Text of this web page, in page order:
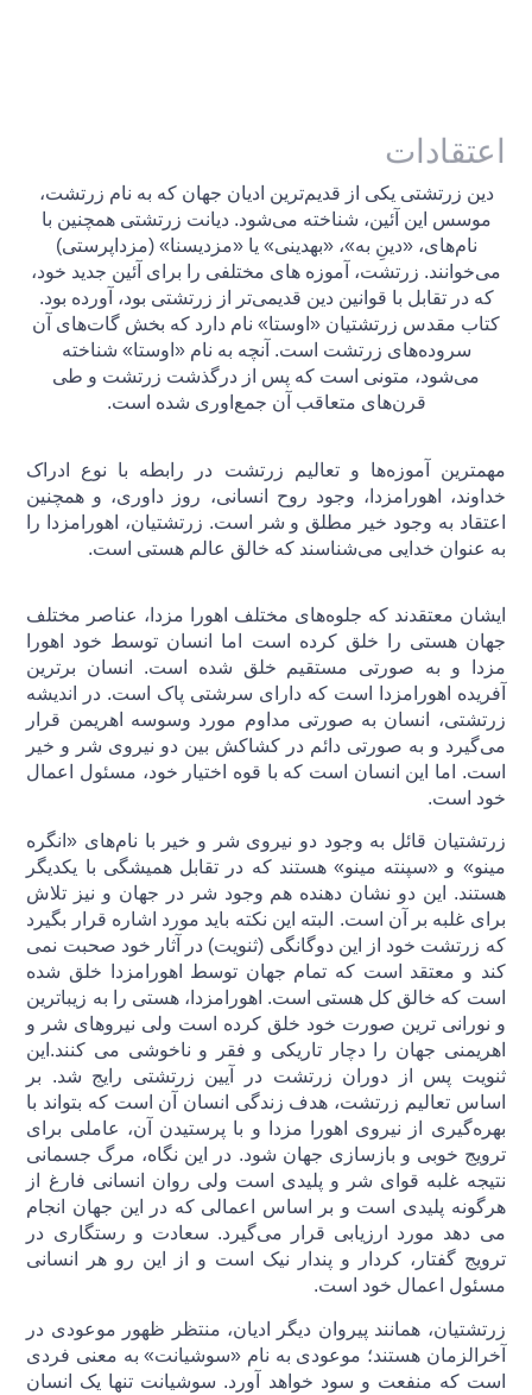
اعتقادات
دین زرتشتی یکی از قدیم‌ترین ادیان جهان که به نام زرتشت،
موسس این آئین، شناخته می‌شود. دیانت زرتشتی همچنین با
نام‌های، «دینِ به»، «بهدینی» یا «مزدیسنا» (مزداپرستی)
می‌خوانند. زرتشت، آموزه های مختلفی را برای آئین جدید خود،
که در تقابل با قوانین دین قدیمی‌تر از زرتشتی بود، آورده بود.
کتاب مقدس زرتشتیان «اوستا» نام دارد که بخش گات‌های آن
سروده‌های زرتشت است. آنچه به نام «اوستا» شناخته
می‌شود، متونی است که پس از درگذشت زرتشت و طی
قرن‌های متعاقب آن جمع‌اوری شده است.
مهمترین آموزه‌ها و تعالیم زرتشت در رابطه با نوع ادراک
خداوند، اهورامزدا، وجود روح انسانی، روز داوری، و همچنین
اعتقاد به وجود خیر مطلق و شر است. زرتشتیان، اهورامزدا را
به عنوان خدایی می‌شناسند که خالق عالم هستی است.
ایشان معتقدند که جلوه‌های مختلف اهورا مزدا، عناصر مختلف
جهان هستی را خلق کرده‌ است اما انسان توسط خود اهورا
مزدا و به صورتی مستقیم خلق شده است. انسان برترین
آفریده اهورامزدا است که دارای سرشتی پاک است. در اندیشه
زرتشتی، انسان به صورتی مداوم مورد وسوسه اهریمن قرار
می‌گیرد و به صورتی دائم در کشاکش بین دو نیروی شر و خیر
است. اما این انسان است که با قوه اختیار خود، مسئول اعمال
خود است.
زرتشتیان قائل به وجود دو نیروی شر و خیر با نام‌های «انگره
مینو» و «سپنته مینو» هستند که در تقابل همیشگی با یکدیگر
هستند. این دو نشان دهنده هم وجود شر در جهان و نیز تلاش
برای غلبه بر آن است. البته این نکته باید مورد اشاره قرار بگیرد
که زرتشت خود از این دوگانگی (ثنویت) در آثار خود صحبت نمی
کند و معتقد است که تمام جهان توسط اهورامزدا خلق شده
است که خالق کل هستی است. اهورامزدا، هستی را به زیباترین
و نورانی ترین صورت خود خلق کرده است ولی نیروهای شر و
اهریمنی جهان را دچار تاریکی و فقر و ناخوشی می کنند.این
ثنویت پس از دوران زرتشت در آیین زرتشتی رایج شد. بر
اساس تعالیم زرتشت، هدف زندگی انسان آن است که بتواند با
بهره‌گیری از نیروی اهورا مزدا و با پرستیدن آن، عاملی برای
ترویج خوبی و بازسازی جهان شود. در این نگاه، مرگ جسمانی
نتیجه غلبه قوای شر و پلیدی است ولی روان انسانی فارغ از
هرگونه پلیدی است و بر اساس اعمالی که در این جهان انجام
می دهد مورد ارزیابی قرار می‌گیرد. سعادت و رستگاری در
ترویج گفتار، کردار و پندار نیک است و از این رو هر انسانی
مسئول اعمال خود است.
زرتشتیان، همانند پیروان دیگر ادیان، منتظر ظهور موعودی در
آخرالزمان هستند؛ موعودی به نام «سوشیانت» به معنی فردی
است که منفعت و سود خواهد آورد. سوشیانت تنها یک انسان